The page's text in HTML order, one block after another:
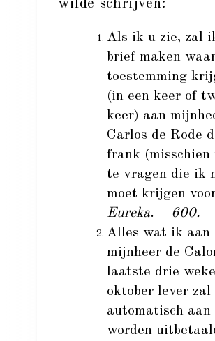
wilde schrijven:
Als ik u zie, zal
brief maken
toestemming
(in een keer of
keer) aan
Carlos de Rode
frank (misschien
te vragen die ik
moet krijgen
Eureka. – 600.
Alles wat ik aan
mijnheer de
laatste drie
oktober lever zal
automatisch aan
worden